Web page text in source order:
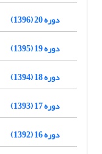
دوره 20 (1396)
دوره 19 (1395)
دوره 18 (1394)
دوره 17 (1393)
دوره 16 (1392)